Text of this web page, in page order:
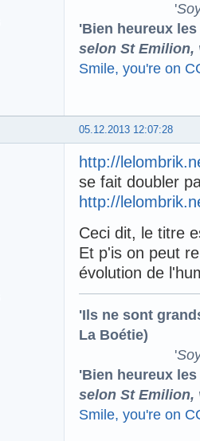
'
'Bien heureux
selon St Emilion,
Smile, you're on
05.12.2013 12:07:28
http://
se fait doubler
http://
Ceci dit, le titre
Et p'is on peut
évolution de
'Ils ne sont
La Boétie)
'
'Bien heureux
selon St Emilion,
Smile, you're on